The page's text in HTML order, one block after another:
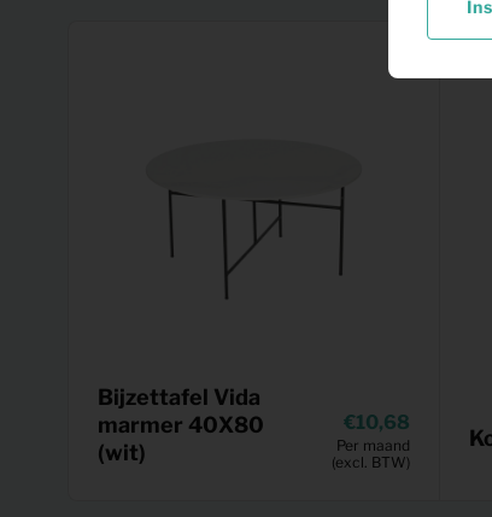
Bijzettafel Vida
marmer 40X80
(wit)
10,68
Per maand
(excl. BTW)